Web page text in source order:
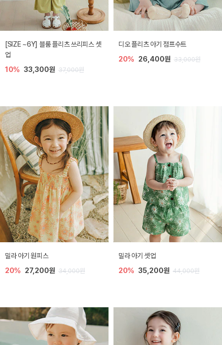
[SIZE ~6Y] 블룸 플리츠 쓰리피스 셋
업
10% 33,300원 37,000원
디오 플리츠 아기 점프수트
20% 26,400원 33,000원
밀라 아기 원피스
20% 27,200원 34,000원
밀라 아기 셋업
20% 35,200원 44,000원